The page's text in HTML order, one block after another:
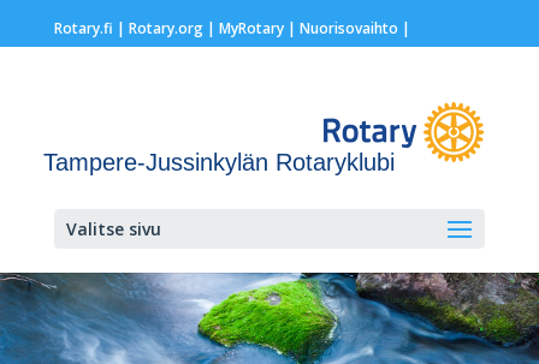
Rotary.fi | Rotary.org| MyRotary | Nuorisovaihto |
Tampere-Jussinkylän Rotaryklubi
Valitse sivu